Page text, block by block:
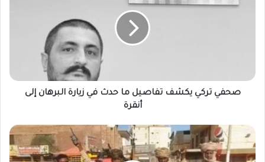
يكشف
البرهان
صحفي تركي يكشف تفاصيل ما حدث في زيارة البرهان إلى
أنقرة
إنشقاق
جديد
يضرب